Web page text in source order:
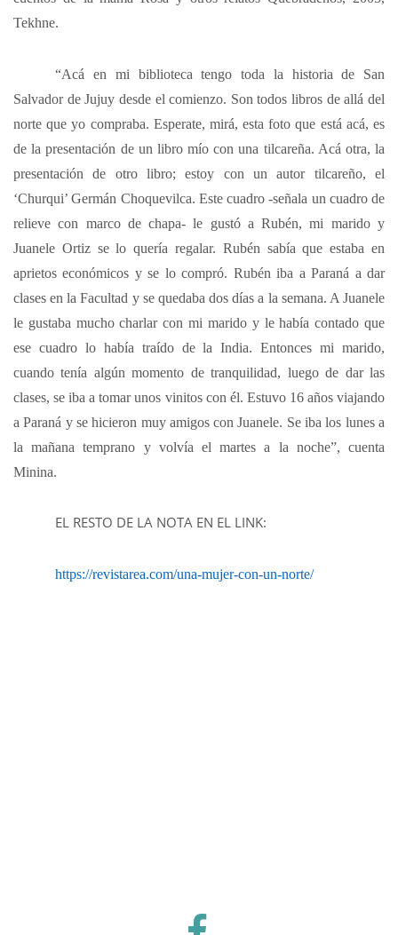
Tekhne.
“Acá en mi biblioteca tengo toda la historia de San
Salvador de Jujuy desde el comienzo. Son todos libros de allá del
norte que yo compraba. Esperate, mirá, esta foto que está acá, es
de la presentación de un libro mío con una tilcareña. Acá otra, la
presentación de otro libro; estoy con un autor tilcareño, el
‘Churqui’ Germán Choquevilca. Este cuadro -señala un cuadro de
relieve con marco de chapa- le gustó a Rubén, mi marido y
Juanele Ortiz se lo quería regalar. Rubén sabía que estaba en
aprietos económicos y se lo compró. Rubén iba a Paraná a dar
clases en la Facultad y se quedaba dos días a la semana. A Juanele
le gustaba mucho charlar con mi marido y le había contado que
ese cuadro lo había traído de la India. Entonces mi marido,
cuando tenía algún momento de tranquilidad, luego de dar las
clases, se iba a tomar unos vinitos con él. Estuvo 16 años viajando
a Paraná y se hicieron muy amigos con Juanele. Se iba los lunes a
la mañana temprano y volvía el martes a la noche”, cuenta
Minina.
EL RESTO DE LA NOTA EN EL LINK:
https://revistarea.com/una-mujer-con-un-norte/